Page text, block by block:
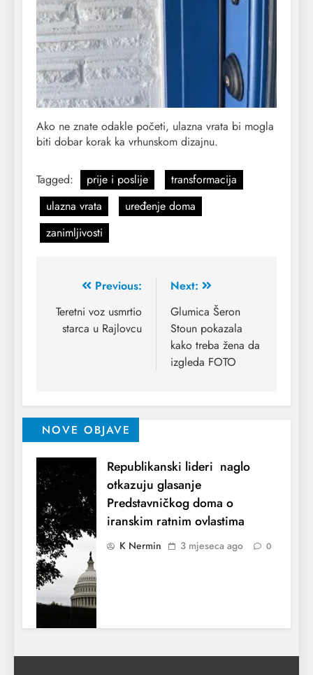
Ako ne znate odakle početi, ulazna vrata bi mogla
biti dobar korak ka vrhunskom dizajnu.
Tagged: prije i poslije
transformacija
ulazna vrata
uređenje doma
zanimljivosti
Previous:
Teretni voz usmrtio
starca u Rajlovcu
Next:
Glumica Šeron
Stoun pokazala
kako treba žena da
izgleda FOTO
NOVE OBJAVE
Republikanski lideri naglo
otkazuju glasanje
Predstavničkog doma o
iranskim ratnim ovlastima
K Nermin 3 mjeseca ago 0